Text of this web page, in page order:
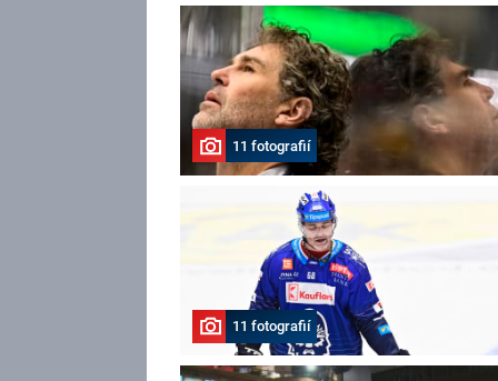
11 fotografií
11 fotografií